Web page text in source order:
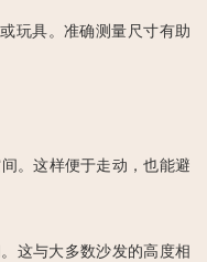
玩具。准确测量尺寸有助
。这样便于走动，也能避
这与大多数沙发的高度相